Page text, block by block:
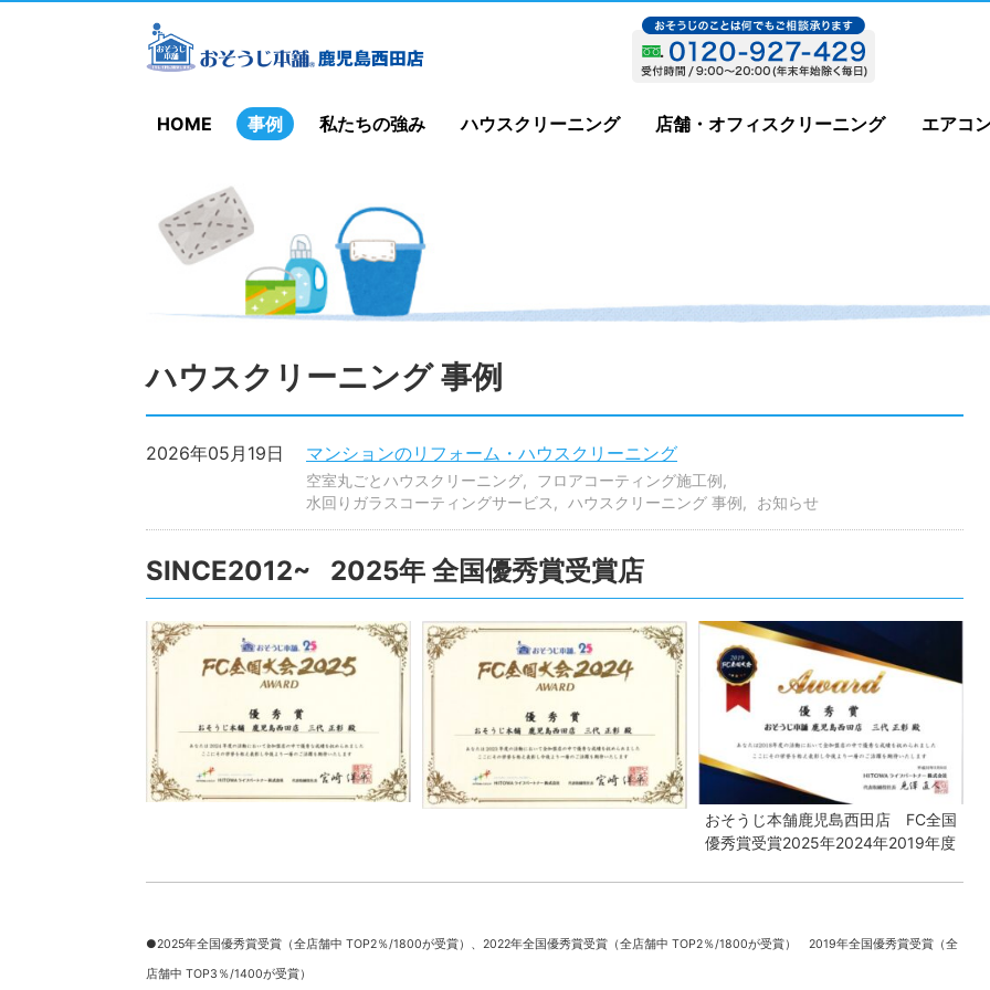
HOME 事例 私たちの強み ハウスクリーニング 店舗・オフィスクリーニング エアコ
ハウスクリーニング 事例
マンションのリフォーム・ハウスクリーニング
2026年05月19日
空室丸ごとハウスクリーニング
フロアコーティング施工例
水回りガラスコーティングサービス
ハウスクリーニング 事例 お知らせ
SINCE2012~ 2025年 全国優秀賞受賞店
おそうじ本舗鹿児島西田店 FC全国
優秀賞受賞2025年2024年2019年度
●2025年全国優秀賞受賞（全店舗中 TOP2％/1800が受賞）、 2022年全国優秀賞受賞（全店舗中 TOP2％/1800が受賞） 2019年全国優秀賞受賞（全
店舗中 TOP3％/1400が受賞）